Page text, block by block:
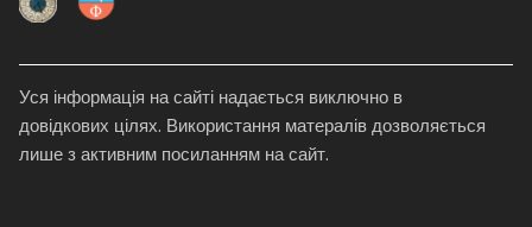
Уся інформація на сайті надається виключно в
довідкових цілях. Використання матералів дозволяється
лише з активним посиланням на сайт.